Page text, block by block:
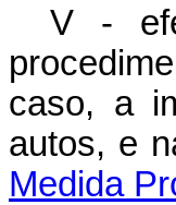
V -
caso, a
autos,
Medida